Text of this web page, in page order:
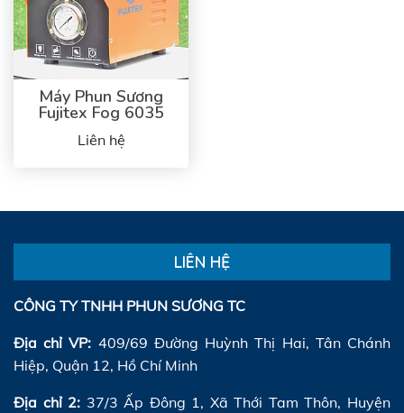
Máy Phun Sương
Fujitex Fog 6035
Liên hệ
LIÊN HỆ
CÔNG TY TNHH PHUN SƯƠNG TC
Địa chỉ VP: 409/69 Đường Huỳnh Thị Hai, Tân Chánh
Hiệp, Quận 12, Hồ Chí Minh
Địa chỉ 2: 37/3 Ấp Đông 1, Xã Thới Tam Thôn, Huyện